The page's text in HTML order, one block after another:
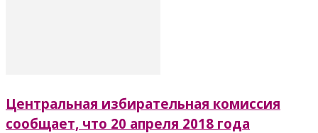
Центральная избирательная комиссия
сообщает, что 20 апреля 2018 года